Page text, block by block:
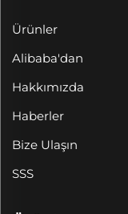
Ürünler
Alibaba'dan
Hakkımızda
Haberler
Bize Ulaşın
SSS